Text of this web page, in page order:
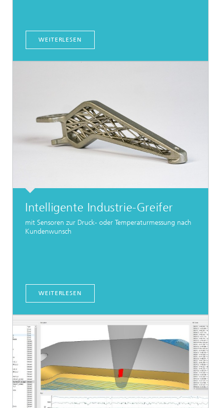
WEITERLESEN
Intelligente Industrie-Greifer
mit Sensoren zur Druck- oder Temperaturmessung nach
Kundenwunsch
WEITERLESEN